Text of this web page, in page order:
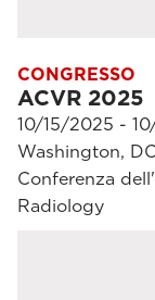
CONGRESSO
ACVR 2025
10/15/2025 -
Washington,
Conferenza
Radiology